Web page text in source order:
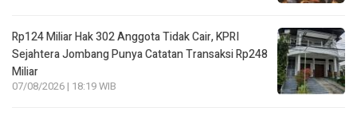
Rp124 Miliar Hak 302 Anggota Tidak Cair, KPRI
Sejahtera Jombang Punya Catatan Transaksi Rp248
Miliar
07/08/2026 | 18:19 WIB